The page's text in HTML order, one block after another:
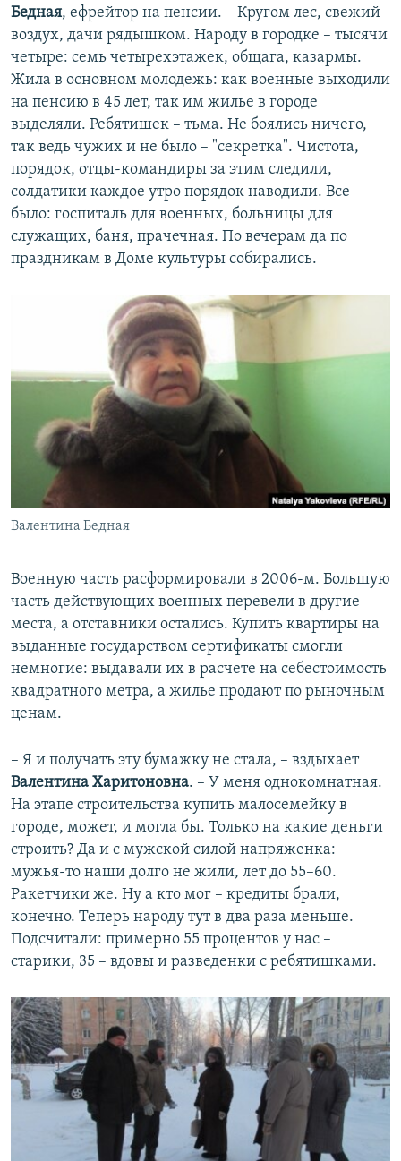
Бедная, ефрейтор на пенсии. – Кругом лес, свежий
воздух, дачи рядышком. Народу в городке – тысячи
четыре: семь четырехэтажек, общага, казармы.
Жила в основном молодежь: как военные выходили
на пенсию в 45 лет, так им жилье в городе
выделяли. Ребятишек – тьма. Не боялись ничего,
так ведь чужих и не было – "секретка". Чистота,
порядок, отцы-командиры за этим следили,
солдатики каждое утро порядок наводили. Все
было: госпиталь для военных, больницы для
служащих, баня, прачечная. По вечерам да по
праздникам в Доме культуры собирались.
Валентина Бедная
Военную часть расформировали в 2006-м. Большую
часть действующих военных перевели в другие
места, а отставники остались. Купить квартиры на
выданные государством сертификаты смогли
немногие: выдавали их в расчете на себестоимость
квадратного метра, а жилье продают по рыночным
ценам.
– Я и получать эту бумажку не стала, – вздыхает
Валентина Харитоновна. – У меня однокомнатная.
На этапе строительства купить малосемейку в
городе, может, и могла бы. Только на какие деньги
строить? Да и с мужской силой напряженка:
мужья-то наши долго не жили, лет до 55–60.
Ракетчики же. Ну а кто мог – кредиты брали,
конечно. Теперь народу тут в два раза меньше.
Подсчитали: примерно 55 процентов у нас –
старики, 35 – вдовы и разведенки с ребятишками.